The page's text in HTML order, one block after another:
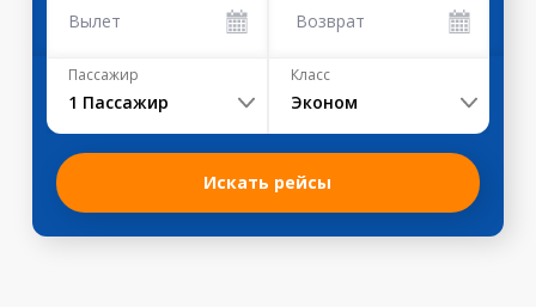
Вылет Возврат
Пассажир
1 Пассажир
Класс
Эконом
Искать рейсы